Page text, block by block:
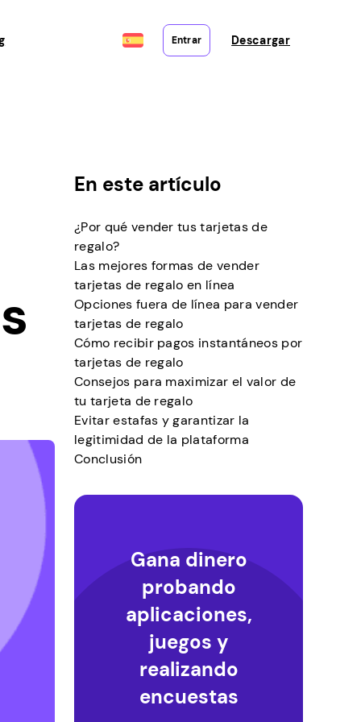
Entrar Descargar
En este artículo
¿Por qué vender tus tarjetas de
regalo?
Las mejores formas de vender
tarjetas de regalo en línea
Opciones fuera de línea para vender
tarjetas de regalo
Cómo recibir pagos instantáneos por
tarjetas de regalo
Consejos para maximizar el valor de
tu tarjeta de regalo
Evitar estafas y garantizar la
legitimidad de la plataforma
Conclusión
Gana dinero
probando
aplicaciones,
juegos y
realizando
encuestas